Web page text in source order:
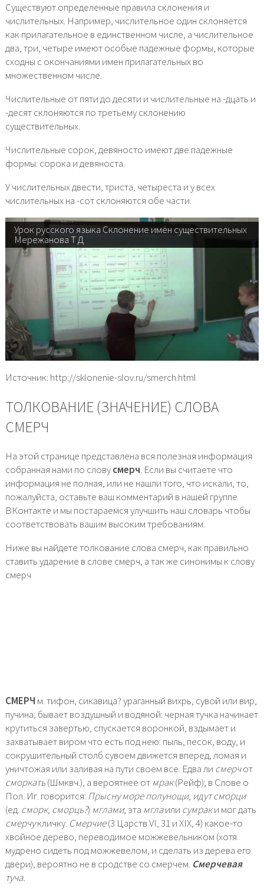
Существуют определенные правила склонения и
числительных. Например, числительное один склоняется
как прилагательное в единственном числе, а числительное
два, три, четыре имеют особые падежные формы, которые
сходны с окончаниями имен прилагательных во
множественном числе.
Числительные от пяти до десяти и числительные на -дцать и
-десят склоняются по третьему склонению
существительных.
Числительные сорок, девяносто имеют две падежные
формы: сорока и девяноста.
У числительных двести, триста, четыреста и у всех
числительных на -сот склоняются обе части.
Урок русского языка Склонение имён существительных
Мережанова Т Д
Источник: http://sklonenie-slov.ru/smerch.html
ТОЛКОВАНИЕ (ЗНАЧЕНИЕ) СЛОВА
СМЕРЧ
На этой странице представлена вся полезная информация
собранная нами по словусмерч. Если вы считаете что
информация не полная, или не нашли того, что искали, то,
пожалуйста, оставьте ваш комментарий в нашей группе
ВКонтакте и мы постараемся улучшить наш словарь чтобы
соответствовать вашим высоким требованиям.
Ниже вы найдете толкование слова смерч, как правильно
ставить ударение в слове смерч, а так же синонимы к слову
смерч
СМЕРЧ м. тифон, сикавица? ураганный вихрь, сувой или вир,
пучина; бывает воздушный и водяной: черная тучка начинает
крутиться завертью, спускается воронкой, вздымает и
захватывает виром что есть под нею: пыль, песок, воду, и
сокрушительный столб сувоем движется вперед, ломая и
уничтожая или заливая на пути своем все. Едва ли смерчот
сморкать(Шмквч.), а вероятнее отмрак(Рейф); в Слове о
Пол. Иг. говорится: Прысну море полунощи, идут сморци
(ед. сморк, сморць?) мглами; эта мглаили сумраки мог дать
смерчукличку. Смерчие(3 Царств VI, 31 и XIX, 4) какое-то
хвойное дерево, переводимое можжевельником (хотя
мудрено сидеть под можжевелом, и сделать из дерева его
двери), вероятно не в сродстве со смерчем. Смерчевая
туча.